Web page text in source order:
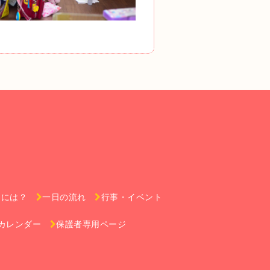
は？ 一日の流れ 行事・イベント
レンダー 保護者専用ページ